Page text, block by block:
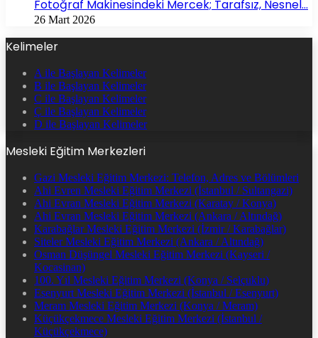
Fotoğraf Makinesindeki Mercek; Tarafsız, Nesnel…
26 Mart 2026
Kelimeler
A ile Başlayan Kelimeler
B ile Başlayan Kelimeler
C ile Başlayan Kelimeler
Ç ile Başlayan Kelimeler
D ile Başlayan Kelimeler
Mesleki Eğitim Merkezleri
Gazi Mesleki Eğitim Merkezi: Telefon, Adres ve Bölümleri
Ahi Evren Mesleki Eğitim Merkezi (İstanbul / Sultangazi)
Ahi Evran Mesleki Eğitim Merkezi (Karatay / Konya)
Ahi Evran Mesleki Eğitim Merkezi (Ankara / Altındağ)
Karabağlar Mesleki Eğitim Merkezi (İzmir / Karabağlar)
Siteler Mesleki Eğitim Merkezi (Ankara / Altındağ)
Osman Düşüngel Mesleki Eğitim Merkezi (Kayseri /
Kocasinan)
100. Yıl Mesleki Eğitim Merkezi (Konya / Selçuklu)
Esenyurt Mesleki Eğitim Merkezi (İstanbul / Esenyurt)
Meram Mesleki Eğitim Merkezi (Konya / Meram)
Küçükçekmece Mesleki Eğitim Merkezi (İstanbul /
Küçükçekmece)